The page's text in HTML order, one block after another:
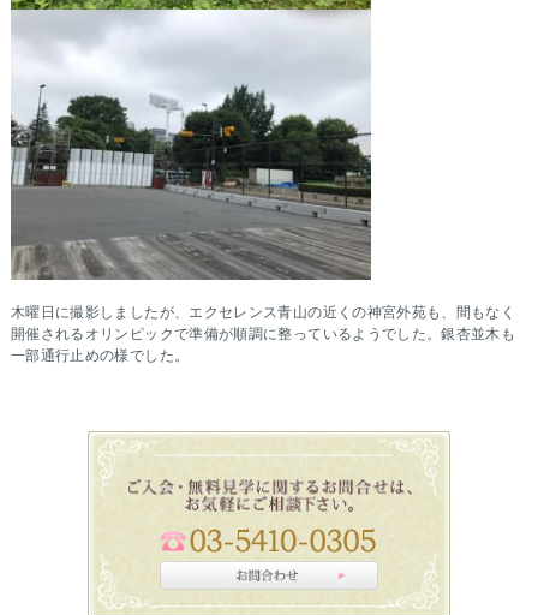
木曜日に撮影しましたが、エクセレンス青山の近くの神宮外苑も、間もなく
開催されるオリンピックで準備が順調に整っているようでした。銀杏並木も
一部通行止めの様でした。